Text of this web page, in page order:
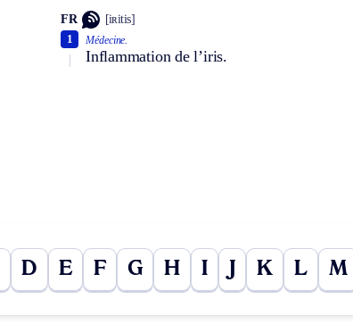
FR [iʀitis]
Médecine.
Inflammation de l’iris.
1
D E F G H I K L M